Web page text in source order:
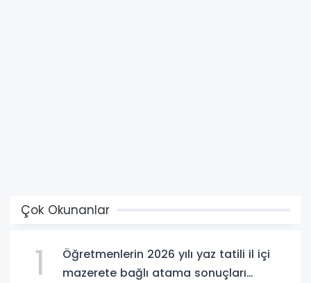
Çok Okunanlar
1
Öğretmenlerin 2026 yılı yaz tatili il içi
mazerete bağlı atama sonuçları